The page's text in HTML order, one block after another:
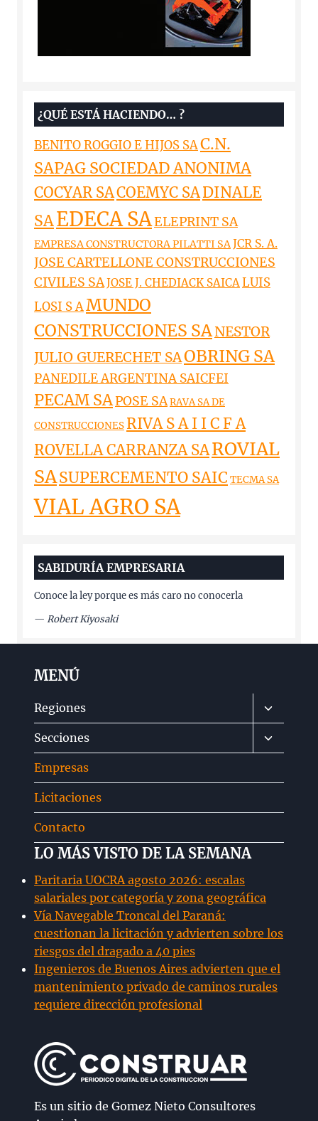
¿QUÉ ESTÁ HACIENDO… ?
BENITO ROGGIO E HIJOS SAC.N.
SAPAG SOCIEDAD ANONIMA
COCYAR SACOEMYC SADINALE
SAEDECA SAELEPRINT SA
EMPRESA CONSTRUCTORA PILATTI SAJCR S. A.
JOSE CARTELLONE CONSTRUCCIONES
CIVILES SAJOSE J. CHEDIACK SAICALUIS
LOSI S AMUNDO
CONSTRUCCIONES SANESTOR
JULIO GUERECHET SAOBRING SA
PANEDILE ARGENTINA SAICFEI
PECAM SAPOSE SARAVA SA DE
CONSTRUCCIONES RIVA S A I I C F A
ROVELLA CARRANZA SAROVIAL
SASUPERCEMENTO SAIC TECMA SA
VIAL AGRO SA
SABIDURÍA EMPRESARIA
Conoce la ley porque es más caro no conocerla
— Robert Kiyosaki
MENÚ
Regiones
Alternar
menú
hijo
Secciones
Alternar
menú
Empresas
Licitaciones
Contacto
LO MÁS VISTO DE LA SEMANA
Paritaria UOCRA agosto 2026: escalas
salariales por categoría y zona geográfica
Vía Navegable Troncal del Paraná:
cuestionan la licitación y advierten sobre los
riesgos del dragado a 40 pies
Ingenieros de Buenos Aires advierten que el
mantenimiento privado de caminos rurales
requiere dirección profesional
Es un sitio de Gomez Nieto Consultores